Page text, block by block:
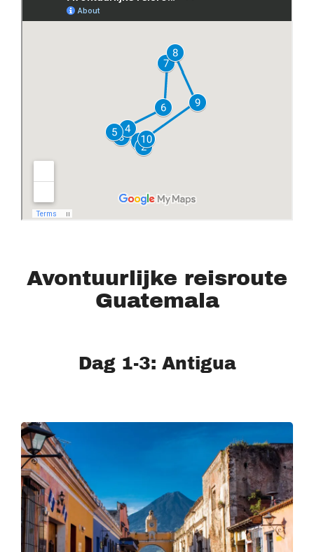
Avontuurlijke reisroute
Guatemala
Dag 1-3: Antigua